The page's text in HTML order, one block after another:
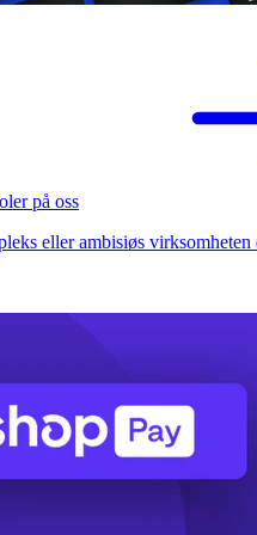
på oss
eller ambisiøs virksomheten